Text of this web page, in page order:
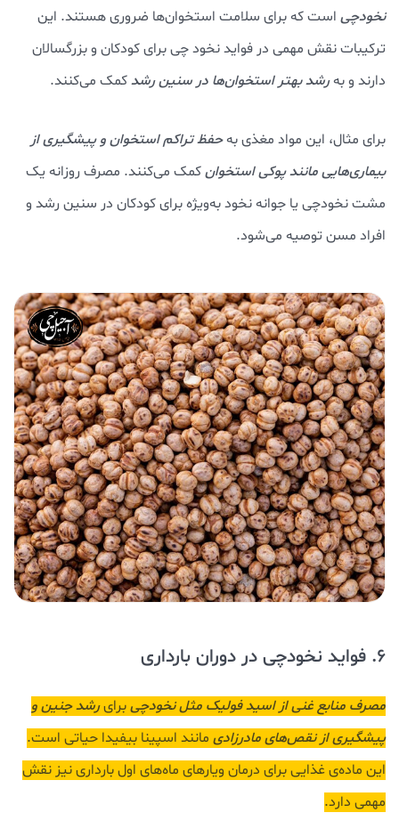
نخودچی است که برای سلامت استخوان‌ها ضروری هستند. این
ترکیبات نقش مهمی در فواید نخود چی برای کودکان و بزرگسالان
دارند و بهرشد بهتر استخوان‌ها در سنین رشدکمک می‌کنند.
برای مثال، این مواد مغذی بهحفظ تراکم استخوان و پیشگیری از
بیماری‌هایی مانند پوکی استخوانکمک می‌کنند. مصرف روزانه یک
مشت نخودچی یا جوانه نخود به‌ویژه برای کودکان در سنین رشد و
افراد مسن توصیه می‌شود.
6. فواید نخودچی در دوران بارداری
مصرف منابع غنی از اسید فولیک مثل نخودچیبرایرشد جنین و
پیشگیری از نقص‌های مادرزادی مانند اسپینا بیفیدا حیاتی است.
این ماده‌ی غذایی برای درمان ویارهای ماه‌های اول بارداری نیز نقش
مهمی دارد.